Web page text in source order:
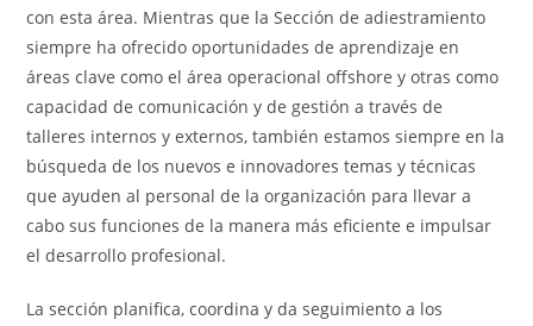
con esta área. Mientras que la Sección de adiestramiento
siempre ha ofrecido oportunidades de aprendizaje en
áreas clave como el área operacional offshore y otras como
capacidad de comunicación y de gestión a través de
talleres internos y externos, también estamos siempre en la
búsqueda de los nuevos e innovadores temas y técnicas
que ayuden al personal de la organización para llevar a
cabo sus funciones de la manera más eficiente e impulsar
el desarrollo profesional.
La sección planifica, coordina y da seguimiento a los